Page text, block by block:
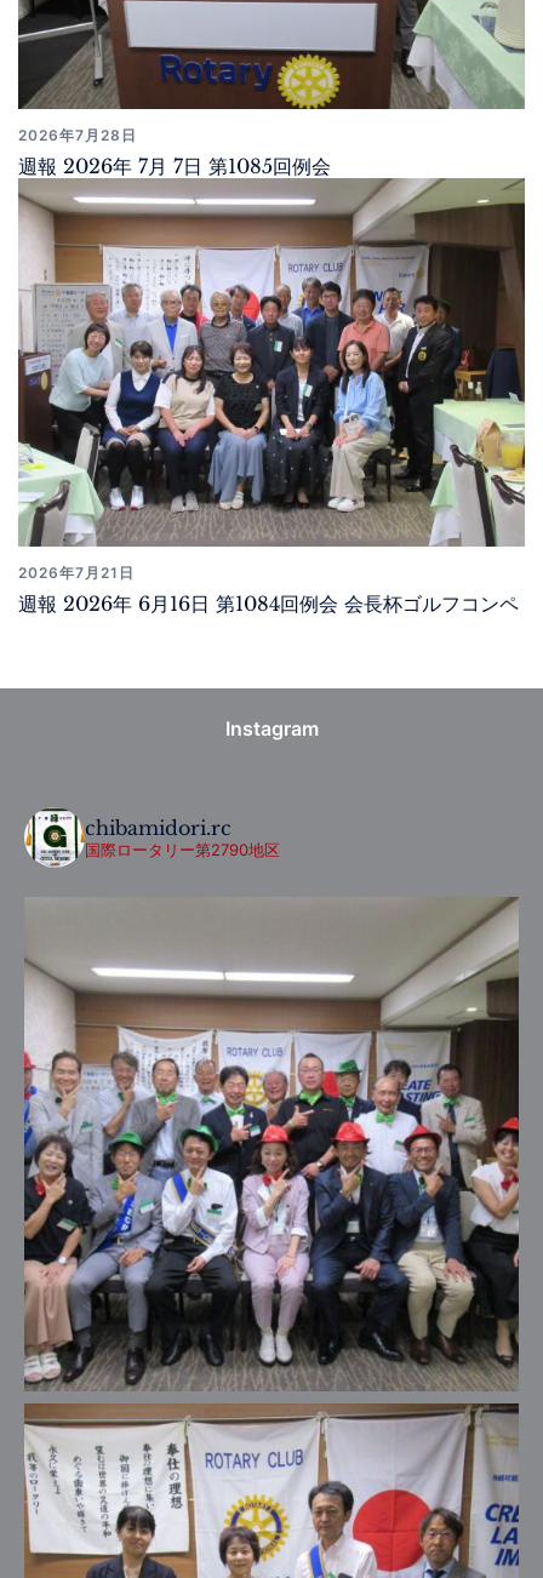
2026年7月28日
週報 2026年 7月 7日 第1085回例会
2026年7月21日
週報 2026年 6月16日 第1084回例会 会長杯ゴルフコンペ
Instagram
chibamidori.rc
国際ロータリー第2790地区